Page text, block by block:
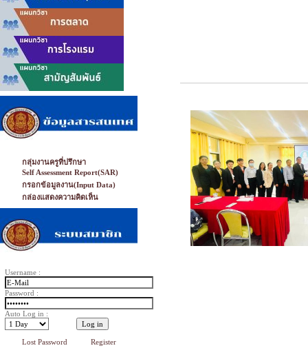
กลุ่มงานครูที่ปรึกษา
Self Assessment Report(SAR)
กรอกข้อมูลงาน(Input Data)
กล่องแสดงความคิดเห็น
Username :
Password :
Auto Log in :
Lost Password Register